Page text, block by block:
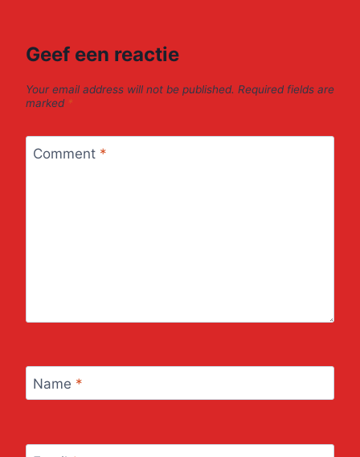
Geef een reactie
Your email address will not be published. Required fields are
marked *
Comment *
Name *